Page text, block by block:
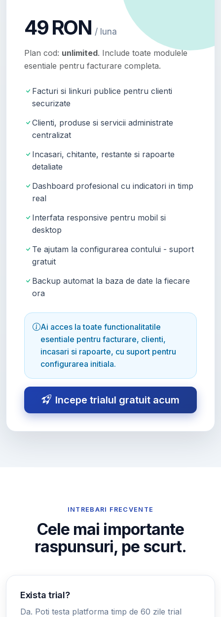
49 RON / luna
Plan cod: unlimited. Include toate modulele
esentiale pentru facturare completa.
Facturi si linkuri publice pentru clienti
securizate
Clienti, produse si servicii administrate
centralizat
Incasari, chitante, restante si rapoarte
detaliate
Dashboard profesional cu indicatori in timp
real
Interfata responsive pentru mobil si
desktop
Te ajutam la configurarea contului - suport
gratuit
Backup automat la baza de date la fiecare
ora
Ai acces la toate functionalitatile
esentiale pentru facturare, clienti,
incasari si rapoarte, cu suport pentru
configurarea initiala.
Incepe trialul gratuit acum
INTREBARI FRECVENTE
Cele mai importante
raspunsuri, pe scurt.
Exista trial?
Da. Poti testa platforma timp de 60 zile trial